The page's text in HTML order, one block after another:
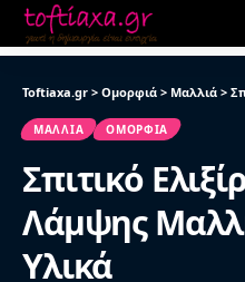
Toftiaxa.gr > Ομορφιά > Μαλλιά >
ΜΑΛΛΙΆ ΟΜΟΡΦΙΆ
Σπιτικό
Λάμψης
Υλικά